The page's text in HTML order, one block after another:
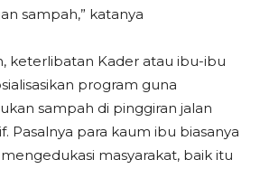
sampah,” katanya
keterlibatan Kader atau ibu-ibu
program guna
sampah di pinggiran jalan
Pasalnya para kaum ibu biasanya
masyarakat, baik itu